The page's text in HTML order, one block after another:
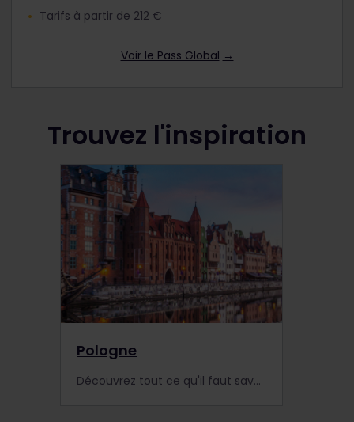
Tarifs à partir de 212 €
Voir le Pass Global →
Trouvez l'inspiration
Pologne
Découvrez tout ce qu'il faut savoir sur les voyages en train en Pologne. Nous avons fait un compte-rendu des types de train, des réservations et des correspondances internationales.